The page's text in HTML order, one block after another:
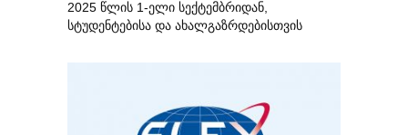
2025 წლის 1-ელი სექტემბრიდან,
სტუდენტებისა და ახალგაზრდებისთვის